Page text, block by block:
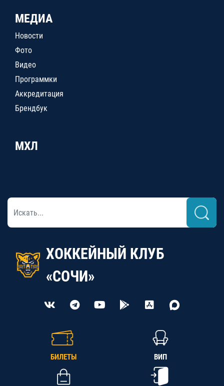
МЕДИА
Новости
Фото
Видео
Программки
Аккредитация
Брендбук
МХЛ
ХОККЕЙНЫЙ КЛУБ
«СОЧИ»
БИЛЕТЫ ВИП